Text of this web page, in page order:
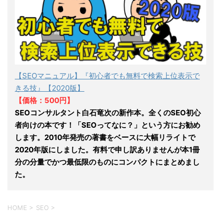
【SEOマニュアル】『初心者でも無料で検索上位表示で
きる技』【2020版】
【価格：500円】
SEOコンサルタント白石竜次の新作本。全くのSEO初心
者向けの本です！「SEOってなに？」という方にお勧め
します。2010年発売の著書をベースに大幅リライトで
2020年版にしました。有料で申し訳ありませんが本1冊
分の分量でかつ最低限のものにコンパクトにまとめまし
た。
HOME > SEO >